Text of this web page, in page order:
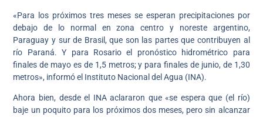
«Para los próximos tres meses se esperan precipitaciones por
debajo de lo normal en zona centro y noreste argentino,
Paraguay y sur de Brasil, que son las partes que contribuyen al
río Paraná. Y para Rosario el pronóstico hidrométrico para
finales de mayo es de 1,5 metros; y para finales de junio, de 1,30
metros», informó el Instituto Nacional del Agua (INA).
Ahora bien, desde el INA aclararon que «se espera que (el río)
baje un poquito para los próximos dos meses, pero sin alcanzar